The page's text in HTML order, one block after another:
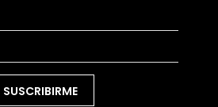
SUSCRIBIRME